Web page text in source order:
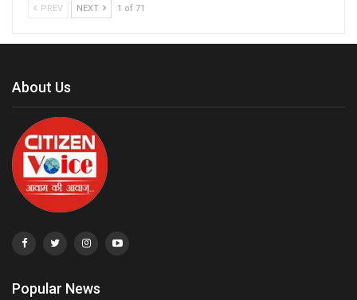
PREV NEXT 1 of 71
About Us
Popular News